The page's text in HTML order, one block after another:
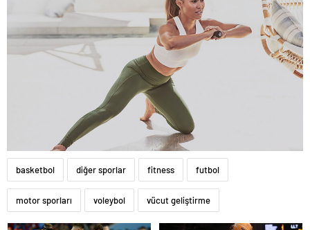
basketbol diğer sporlar fitness futbol
motor sporları voleybol vücut geliştirme